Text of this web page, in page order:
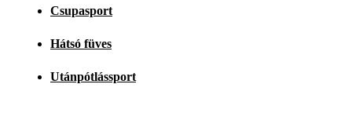
Csupasport
Hátsó füves
Utánpótlássport